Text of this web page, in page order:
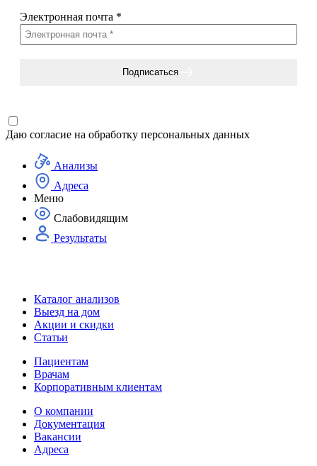
Электронная почта *
Подписаться
Даю согласие на обработку персональных данных
Анализы
Адреса
Меню
Слабовидящим
Результаты
Каталог анализов
Выезд на дом
Акции и скидки
Статьи
Пациентам
Врачам
Корпоративным клиентам
О компании
Документация
Вакансии
Адреса